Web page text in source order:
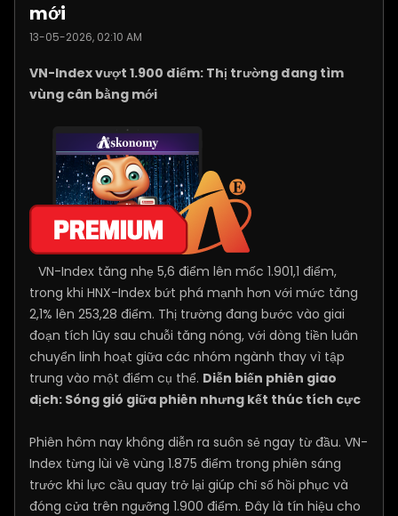
mới
13-05-2026, 02:10 AM
VN-Index vượt 1.900 điểm: Thị trường đang tìm
vùng cân bằng mới
VN-Index tăng nhẹ 5,6 điểm lên mốc 1.901,1 điểm,
trong khi HNX-Index bứt phá mạnh hơn với mức tăng
2,1% lên 253,28 điểm. Thị trường đang bước vào giai
đoạn tích lũy sau chuỗi tăng nóng, với dòng tiền luân
chuyển linh hoạt giữa các nhóm ngành thay vì tập
trung vào một điểm cụ thể. Diễn biến phiên giao
dịch: Sóng gió giữa phiên nhưng kết thúc tích cực
Phiên hôm nay không diễn ra suôn sẻ ngay từ đầu. VN-
Index từng lùi về vùng 1.875 điểm trong phiên sáng
trước khi lực cầu quay trở lại giúp chỉ số hồi phục và
đóng cửa trên ngưỡng 1.900 điểm. Đây là tín hiệu cho